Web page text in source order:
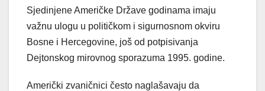
Sjedinjene Američke Države godinama imaju
važnu ulogu u političkom i sigurnosnom okviru
Bosne i Hercegovine, još od potpisivanja
Dejtonskog mirovnog sporazuma 1995. godine.
Američki zvaničnici često naglašavaju da